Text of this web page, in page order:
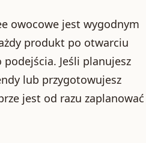
owocowe jest wygodnym
produkt po otwarciu
Jeśli planujesz
lub przygotowujesz
jest od razu zaplanować